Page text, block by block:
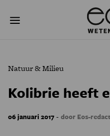
naar
Natuur & Milieu
Kolibrie heeft
06 januari 2017 - door Eos-